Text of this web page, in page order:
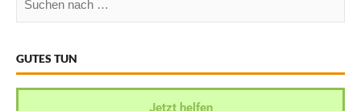
GUTES TUN
Jetzt helfen